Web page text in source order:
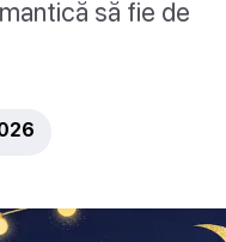
să fie de